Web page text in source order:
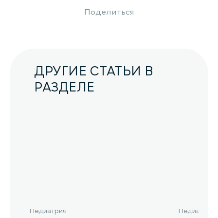
Поделиться
ДРУГИЕ СТАТЬИ В
РАЗДЕЛЕ
Педиатрия Педиатрия